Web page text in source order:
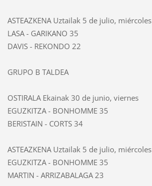
ASTEAZKENA Uztailak 5 de julio, miércoles
LASA - GARIKANO 35
DAVIS - REKONDO 22
GRUPO B TALDEA
OSTIRALA Ekainak 30 de junio, viernes
EGUZKITZA - BONHOMME 35
BERISTAIN - CORTS 34
ASTEAZKENA Uztailak 5 de julio, miércoles
EGUZKITZA - BONHOMME 35
MARTIN - ARRIZABALAGA 23